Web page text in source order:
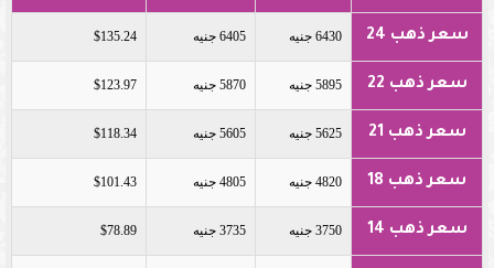
سعر ذهب 24 6430 جنيه 6405 جنيه $135.24
سعر ذهب 22 5895 جنيه 5870 جنيه $123.97
سعر ذهب 21 5625 جنيه 5605 جنيه $118.34
سعر ذهب 18 4820 جنيه 4805 جنيه $101.43
سعر ذهب 14 3750 جنيه 3735 جنيه $78.89